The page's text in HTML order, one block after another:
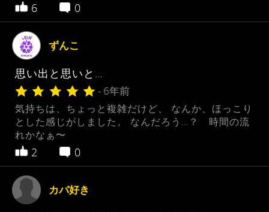
6 0
ずんこ
思い出と思いと…
- 6年前
気持ちは、ちょっと複雑だけど、 なんか、ほっこり
とした感じがしました。 なんだろう…？ 時間の流
れかなぁ〜
2 0
カバ好き